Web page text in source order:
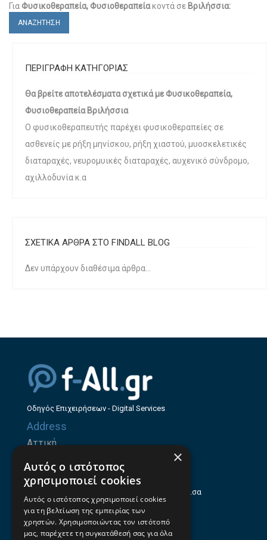
Για Φυσικοθεραπεία, Φυσιοθεραπείακοντά σε Βριλήσσια:
ΑΝΑΖΗΤΗΣΗ
ΠΕΡΙΓΡΑΦΗ ΚΑΤΗΓΟΡΙΑΣ
Θα βρείτε αποτελέσματα σχετικά με Φυσικοθεραπεία,
Φυσιοθεραπεία Βριλήσσια
Ο φυσικοθεραπευτής παρέχει φυσικοθεραπείες σε
ασθενείς με ρήξη μηνίσκου, ρήξη χιαστού, μυοσκελετικές
διαταραχές, νευρομυικές διαταραχές, αυχενικό σύνδρομο,
αχιλλοδυνία κ.α
ΣΧΕΤΙΚΑ ΑΡΘΡΑ ΣΤΟ FINDALL BLOG
Δεν υπάρχουν διαθέσιμα άρθρα...
Οδηγός Επιχειρήσεων - Digital Services
Address
Αττική
Θεσσαλία
Ηρώων Πολυτεχνείου 214 (1ος Όροφος), Λάρισα
Επαγγελματικός οδηγός Λάρισας
Emails
×
Αυτός ο ιστότοπος
χρησιμοποιεί cookies
Αυτός ο ιστότοπος χρησιμοποιεί cookies
για τη βελτίωση της εμπειρίας των
χρηστών. Χρησιμοποιώντας τον ιστότοπό
μας, παρέχετε τη συγκατάθεσή σας για όλα